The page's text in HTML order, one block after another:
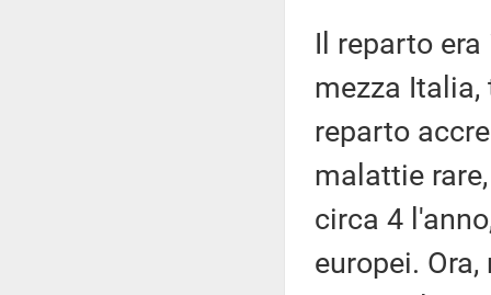
Il reparto
mezza Italia,
reparto
malattie
circa 4
europei.